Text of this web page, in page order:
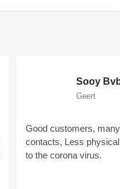
Sooy
Geert
Good customers,
contacts, Less
to the corona virus.